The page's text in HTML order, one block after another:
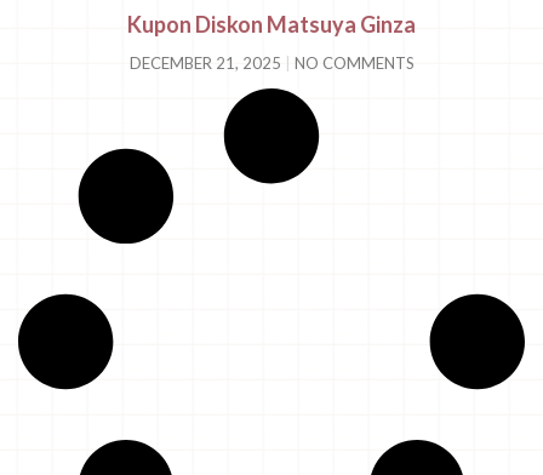
Kupon Diskon Matsuya Ginza
DECEMBER 21, 2025 NO COMMENTS